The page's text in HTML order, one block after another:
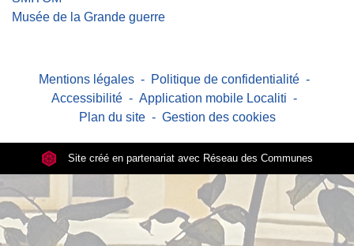
Musée de la Grande guerre
Mentions légales - Politique de confidentialité -
Accessibilité - Application mobile Localiti -
Plan du site - Gestion des cookies
Site créé en partenariat avec Réseau des Communes